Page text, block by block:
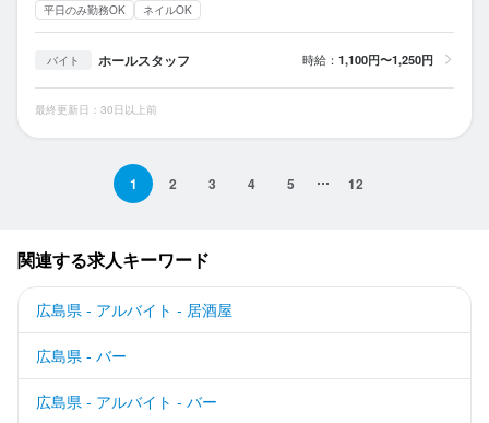
平日のみ勤務OK ネイルOK
バイト ホールスタッフ 時給： 1,100円〜1,250円
最終更新日：30日以上前
1 2 3 4 5 12
関連する求人キーワード
広島県 - アルバイト - 居酒屋
広島県 - バー
広島県 - アルバイト - バー